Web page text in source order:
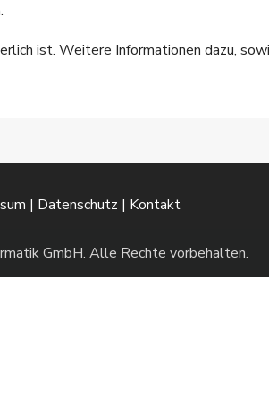
.
ist. Weitere Informationen dazu,
| Datenschutz | Kontakt
GmbH. Alle Rechte vorbehalten.